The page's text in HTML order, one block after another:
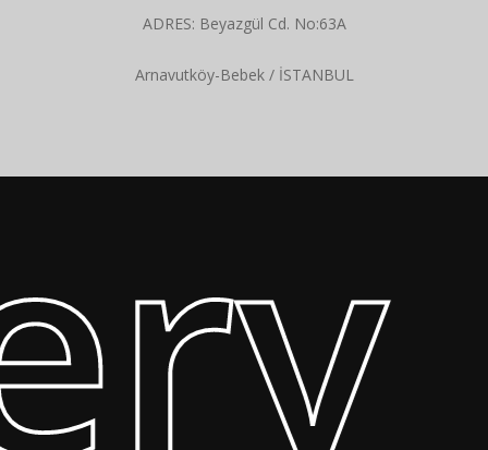
ADRES: Beyazgül Cd. No:63A
Arnavutköy-Bebek / İSTANBUL